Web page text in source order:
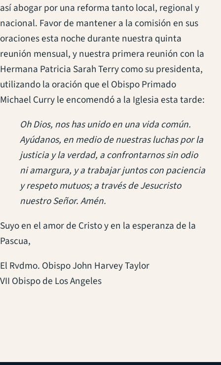
así abogar por una reforma tanto local, regional y
nacional. Favor de mantener a la comisión en sus
oraciones esta noche durante nuestra quinta
reunión mensual, y nuestra primera reunión con la
Hermana Patricia Sarah Terry como su presidenta,
utilizando la oración que el Obispo Primado
Michael Curry le encomendó a la Iglesia esta tarde:
Oh Dios, nos has unido en una vida común.
Ayúdanos, en medio de nuestras luchas por la
justicia y la verdad, a confrontarnos sin odio
ni amargura, y a trabajar juntos con paciencia
y respeto mutuos; a través de Jesucristo
nuestro Señor. Amén.
Suyo en el amor de Cristo y en la esperanza de la
Pascua,
El Rvdmo. Obispo John Harvey Taylor
VII Obispo de Los Angeles